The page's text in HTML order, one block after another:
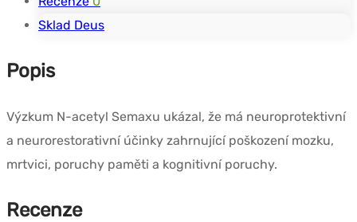
Sklad Deus
Popis
Výzkum N-acetyl Semaxu ukázal, že má neuroprotektivní
a neurorestorativní účinky zahrnující poškození mozku,
mrtvici, poruchy paměti a kognitivní poruchy.
Recenze